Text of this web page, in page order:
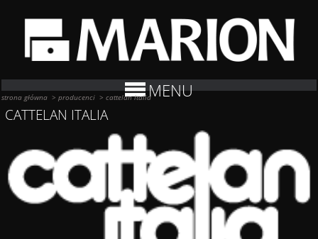
MENU
strona główna >producenci >cattelan italia
CATTELAN ITALIA